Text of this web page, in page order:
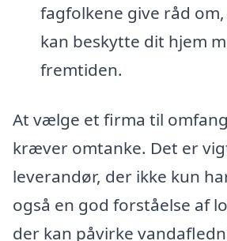
fagfolkene give råd
kan beskytte dit hjem
fremtiden.
At vælge et firma til
kræver omtanke. Det er
leverandør, der ikke kun
også en god forståelse af
der kan påvirke